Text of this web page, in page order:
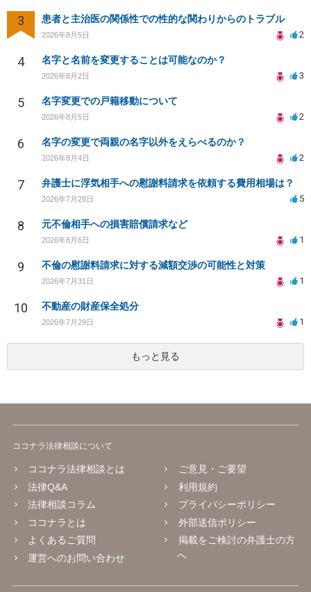
3 患者と主治医の関係性での性的な関わりからのトラブル
2026年8月5日 2
4 名字と名前を変更することは可能なのか？
2026年8月2日 3
5 名字変更での戸籍移動について
2026年8月5日 2
6 名字の変更で両親の名字以外をえらべるのか？
2026年8月4日 2
7 弁護士に浮気相手への慰謝料請求を依頼する費用相場は？
2026年7月28日 5
8 元不倫相手への損害賠償請求など
2026年8月6日 1
9 不倫の慰謝料請求に対する減額交渉の可能性と対策
2026年7月31日 1
10 不動産の財産保全処分
2026年7月29日 1
もっと見る
ココナラ法律相談について
ココナラ法律相談とは
法律Q&A
法律相談コラム
ココナラとは
よくあるご質問
運営へのお問い合わせ
ご意見・ご要望
利用規約
プライバシーポリシー
外部送信ポリシー
掲載をご検討の弁護士の方
へ